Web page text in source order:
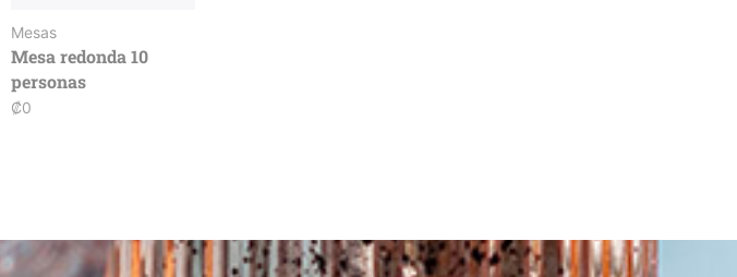
Mesas
Mesa redonda 10
personas
₡0